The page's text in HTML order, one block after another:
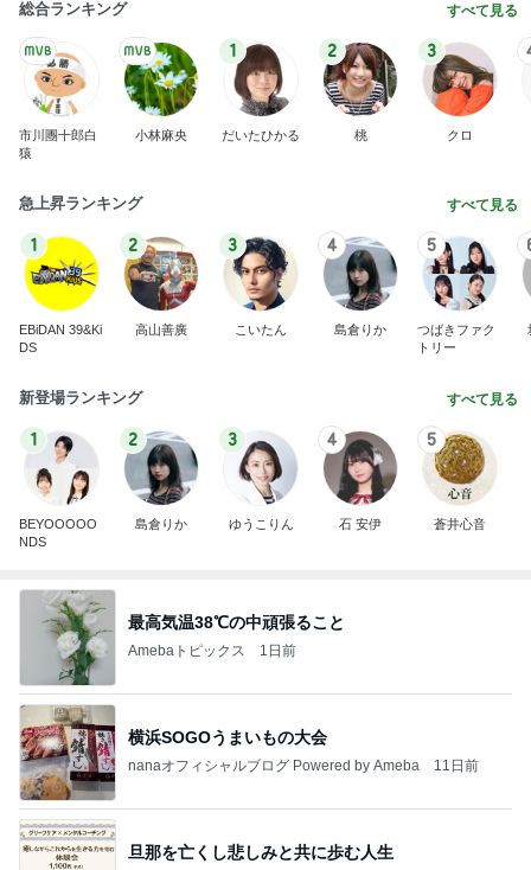
総合ランキング すべて見る
市川團十郎白
猿
小林麻央
1
だいたひかる
2
桃
3
クロ
急上昇ランキング すべて見る
1
EBiDAN 39&Ki
DS
2
高山善廣
3
こいたん
4
島倉りか
5
つばきファク
トリー
新登場ランキング すべて見る
1
BEYOOOOO
NDS
2
島倉りか
3
ゆうこりん
4
石 安伊
5
蒼井心音
最高気温38℃の中頑張ること
Amebaトピックス 1日前
横浜SOGOうまいもの大会
nanaオフィシャルブログ Powered by Ameba 11日前
旦那を亡くし悲しみと共に歩む人生